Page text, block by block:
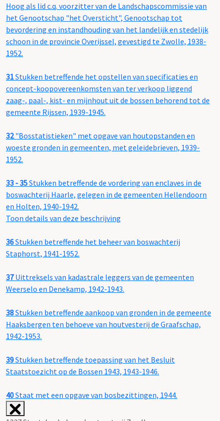
Hoog als lid c.q. voorzitter van de Landschapscommissie van
het Genootschap "het Oversticht", Genootschap tot
bevordering en instandhouding van het landelijk en stedelijk
schoon in de provincie Overijssel, gevestigd te Zwolle, 1938-
1952.
31Stukken betreffende het opstellen van specificaties en
concept-koopovereenkomsten van ter verkoop liggend
zaag-, paal-, kist- en mijnhout uit de bossen behorend tot de
gemeente Rijssen, 1939-1945.
32"Bosstatistieken" met opgave van houtopstanden en
woeste gronden in gemeenten, met geleidebrieven, 1939-
1952.
33 - 35Stukken betreffende de vordering van enclaves in de
boswachterij Haarle, gelegen in de gemeenten Hellendoorn
en Holten, 1940-1942.
Toon details van deze beschrijving
36Stukken betreffende het beheer van boswachterij
Staphorst, 1941-1952.
37Uittreksels van kadastrale leggers van de gemeenten
Weerselo en Denekamp, 1942-1943.
38Stukken betreffende aankoop van gronden in de gemeente
Haaksbergen ten behoeve van houtvesterij de Graafschap,
1942-1953.
39Stukken betreffende toepassing van het Besluit
Staatstoezicht op de Bossen 1943, 1943-1946.
40Staat met een opgave van bosbezittingen, 1944.